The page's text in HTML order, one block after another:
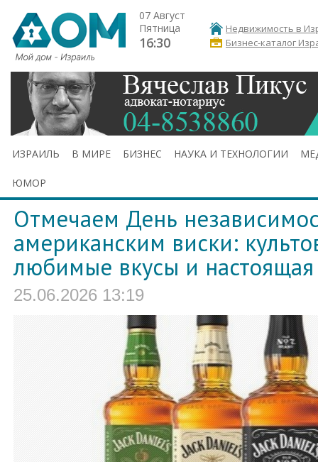
07 Август
Пятница
16:30
Недвижимость в
Бизнес-каталог
ИЗРАИЛЬ В МИРЕ БИЗНЕС НАУКА И ТЕХНОЛОГИИ
ЮМОР
Отмечаем День
американским виски:
любимые вкусы и
25.06.2026 13:19